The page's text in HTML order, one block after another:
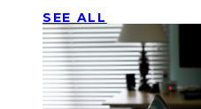
SEE ALL